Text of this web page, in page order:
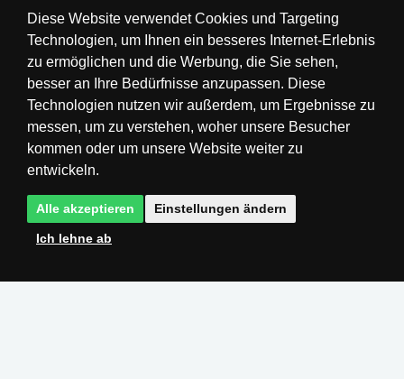
Česká republika Slovensko Deutschland
Magyarország Österreich België
Nederland
Diese Website verwendet Cookies und Targeting
Technologien, um Ihnen ein besseres Internet-Erlebnis
zu ermöglichen und die Werbung, die Sie sehen,
besser an Ihre Bedürfnisse anzupassen. Diese
Technologien nutzen wir außerdem, um Ergebnisse zu
messen, um zu verstehen, woher unsere Besucher
kommen oder um unsere Website weiter zu
entwickeln.
Alle akzeptieren Einstellungen ändern
Ich lehne ab